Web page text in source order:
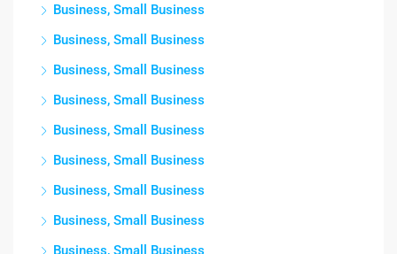
Business, Small Business
Business, Small Business
Business, Small Business
Business, Small Business
Business, Small Business
Business, Small Business
Business, Small Business
Business, Small Business
Business, Small Business